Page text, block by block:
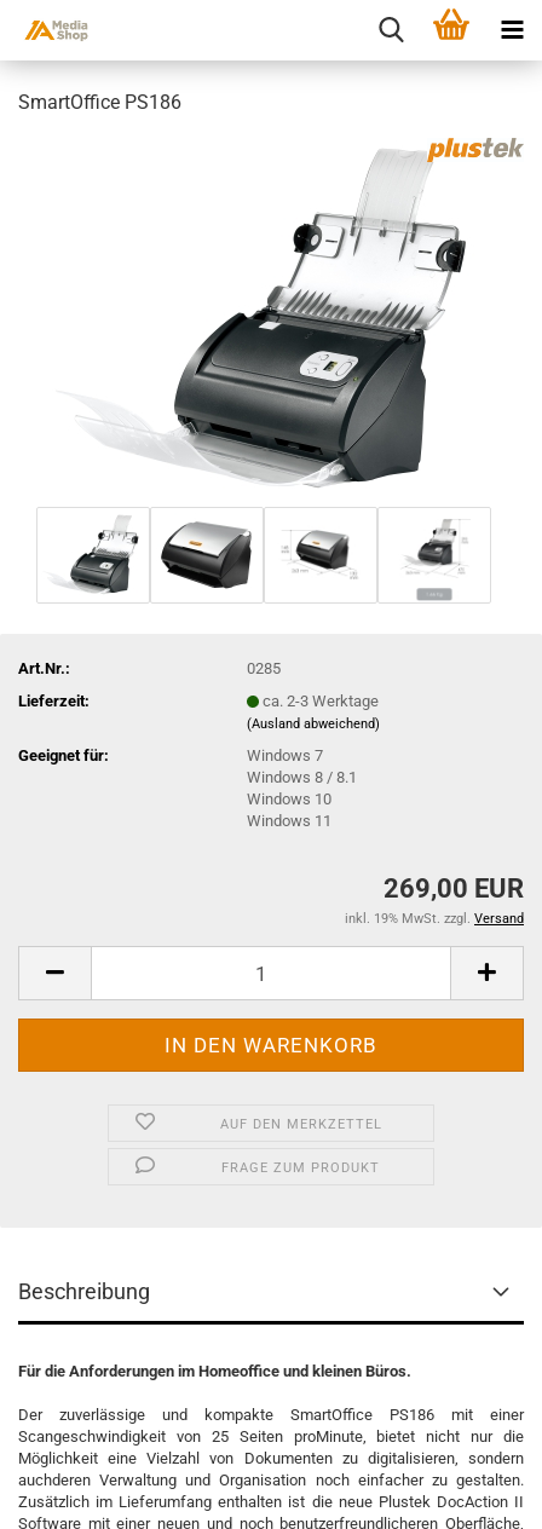
SmartOffice PS186
Art.Nr.:
0285
Lieferzeit:
ca. 2-3 Werktage
(Ausland abweichend)
Geeignet für:
Windows 7
Windows 8 / 8.1
Windows 10
Windows 11
269,00 EUR
inkl. 19% MwSt. zzgl. Versand
AUF DEN MERKZETTEL
FRAGE ZUM PRODUKT
Beschreibung
Für die Anforderungen im Homeoffice und kleinen Büros.
Der zuverlässige und kompakte SmartOffice PS186 mit einer
Scangeschwindigkeit von 25 Seiten proMinute, bietet nicht nur die
Möglichkeit eine Vielzahl von Dokumenten zu digitalisieren, sondern
auchderen Verwaltung und Organisation noch einfacher zu gestalten.
Zusätzlich im Lieferumfang enthalten ist die neue Plustek DocAction II
Software mit einer neuen und noch benutzerfreundlicheren Oberfläche,